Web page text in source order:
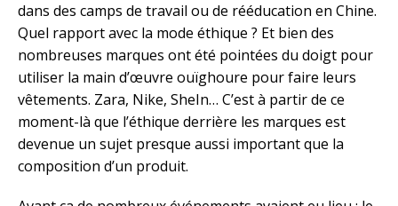
dans des camps de travail ou de rééducation en Chine.
Quel rapport avec la mode éthique ? Et bien des
nombreuses marques ont été pointées du doigt pour
utiliser la main d’œuvre ouïghoure pour faire leurs
vêtements. Zara, Nike, SheIn… C’est à partir de ce
moment-là que l’éthique derrière les marques est
devenue un sujet presque aussi important que la
composition d’un produit.